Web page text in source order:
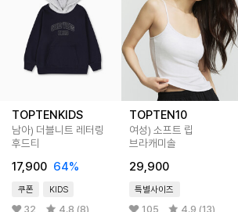
TOPTENKIDS
남아) 더블니트 레터링
후드티
17,900 64%
쿠폰 KIDS
32 4.8 (8)
TOPTEN10
여성) 소프트 립
브라캐미솔
29,900
특별사이즈
105 4.9 (13)